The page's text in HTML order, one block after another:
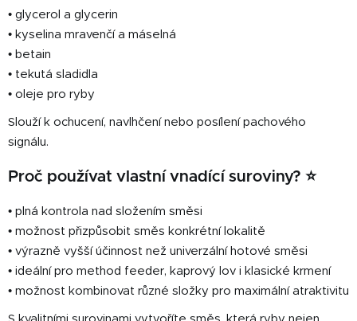
• glycerol a glycerin
• kyselina mravenčí a máselná
• betain
• tekutá sladidla
• oleje pro ryby
Slouží k ochucení, navlhčení nebo posílení pachového
signálu.
Proč používat vlastní vnadící suroviny? ⭐
• plná kontrola nad složením směsi
• možnost přizpůsobit směs konkrétní lokalitě
• výrazně vyšší účinnost než univerzální hotové směsi
• ideální pro method feeder, kaprový lov i klasické krmení
• možnost kombinovat různé složky pro maximální atraktivitu